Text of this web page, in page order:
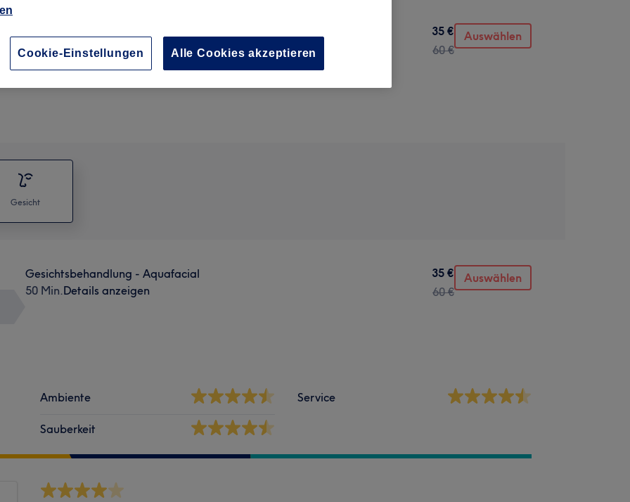
50 Min.Details anzeigen
35 €
60 €
Auswählen
Gesicht
Gesichtsbehandlung - Aquafacial
50 Min.Details anzeigen
35 €
60 €
Auswählen
Ambiente
Sauberkeit
Service
Cookie-Einstellungen Alle Cookies akzeptieren